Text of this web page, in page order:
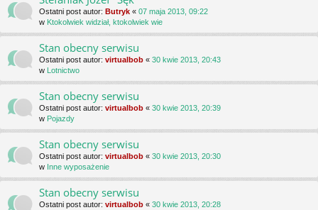
Ostatni post autor: Butryk « 07 maja 2013, 09:22
w Ktokolwiek widział, ktokolwiek wie
Stan obecny serwisu
Ostatni post autor: virtualbob « 30 kwie 2013, 20:43
w
Lotnictwo
Stan obecny serwisu
Ostatni post autor: virtualbob « 30 kwie 2013, 20:39
w Pojazdy
Stan obecny serwisu
Ostatni post autor: virtualbob « 30 kwie 2013, 20:30
w Inne wyposażenie
Stan obecny serwisu
Ostatni post autor: virtualbob « 30 kwie 2013, 20:28